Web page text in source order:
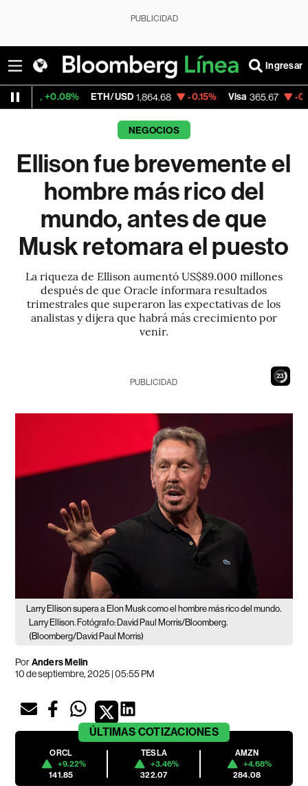
PUBLICIDAD
Ingresar
ETH/USD 1,864.68 -0.15% Visa 365.67 -0.13%
NEGOCIOS
Ellison fue brevemente el
hombre más rico del
mundo, antes de que
Musk retomara el puesto
La riqueza de Ellison aumentó US$89.000 millones
después de que Oracle informara resultados
trimestrales que superaron las expectativas de los
analistas y dijera que habrá más crecimiento por
venir.
22
PUBLICIDAD
Larry Ellison supera a Elon Musk como el hombre más rico del mundo.
Larry Ellison. Fotógrafo: David Paul Morris/Bloomberg.
(Bloomberg/David Paul Morris)
PorAnders Melin
10 de septiembre, 2025 | 05:55 PM
ÚLTIMAS COTIZACIONES
ORCL
+9.22%
141.85
TESLA
+3.46%
322.07
AMZN
+4.68%
284.08